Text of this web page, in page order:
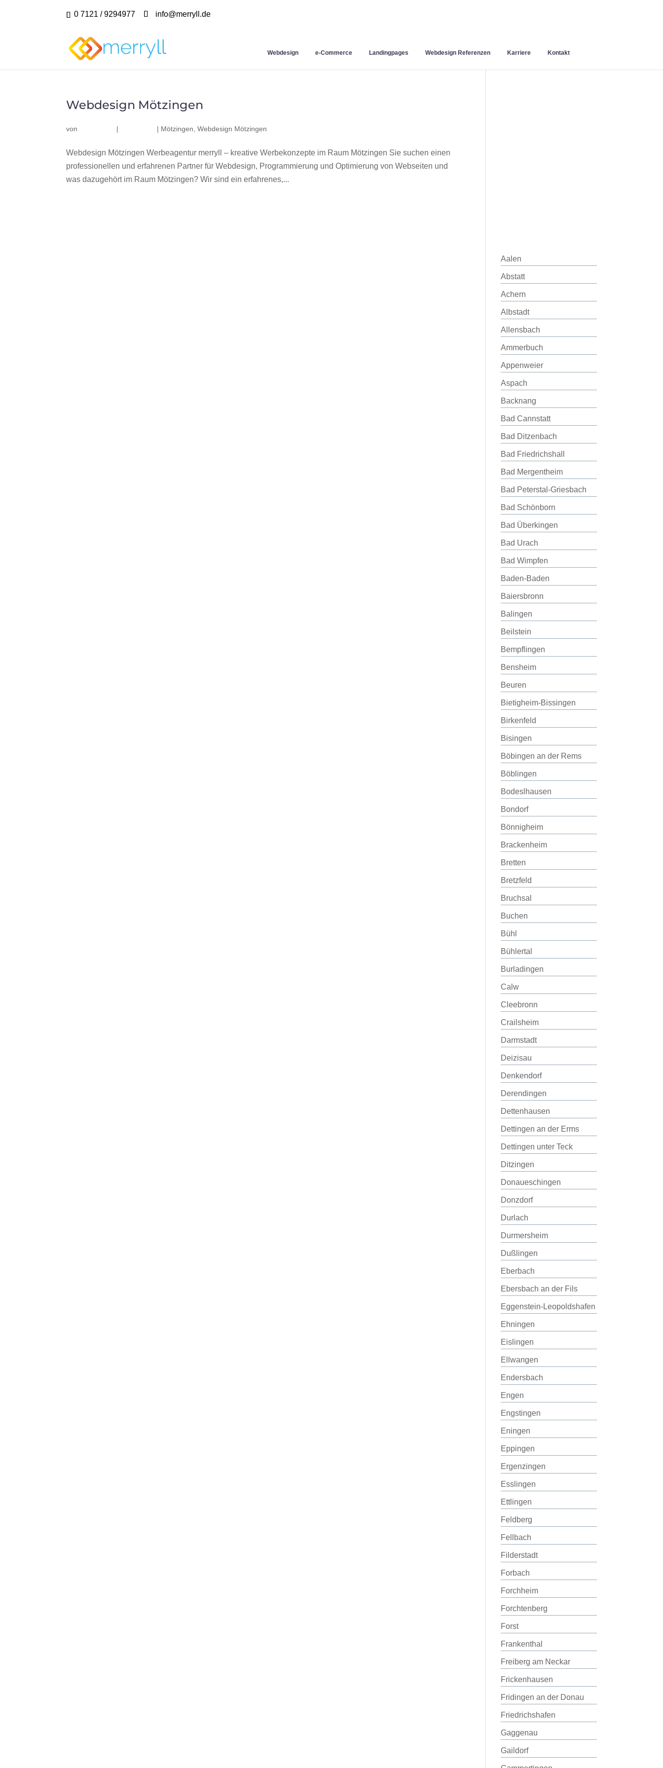
0 7121 / 9294977 info@merryll.de
Webdesign e-Commerce Landingpages Webdesign Referenzen Karriere Kontakt
Webdesign Mötzingen
von | | Mötzingen ,Webdesign Mötzingen
Webdesign Mötzingen Werbeagentur merryll – kreative Werbekonzepte im Raum Mötzingen Sie suchen einen
professionellen und erfahrenen Partner für Webdesign, Programmierung und Optimierung von Webseiten und
was dazugehört im Raum Mötzingen? Wir sind ein erfahrenes,...
Aalen
Abstatt
Achern
Albstadt
Allensbach
Ammerbuch
Appenweier
Aspach
Backnang
Bad Cannstatt
Bad Ditzenbach
Bad Friedrichshall
Bad Mergentheim
Bad Peterstal-Griesbach
Bad Schönborn
Bad Überkingen
Bad Urach
Bad Wimpfen
Baden-Baden
Baiersbronn
Balingen
Beilstein
Bempflingen
Bensheim
Beuren
Bietigheim-Bissingen
Birkenfeld
Bisingen
Böbingen an der Rems
Böblingen
Bodeslhausen
Bondorf
Bönnigheim
Brackenheim
Bretten
Bretzfeld
Bruchsal
Buchen
Bühl
Bühlertal
Burladingen
Calw
Cleebronn
Crailsheim
Darmstadt
Deizisau
Denkendorf
Derendingen
Dettenhausen
Dettingen an der Erms
Dettingen unter Teck
Ditzingen
Donaueschingen
Donzdorf
Durlach
Durmersheim
Dußlingen
Eberbach
Ebersbach an der Fils
Eggenstein-Leopoldshafen
Ehningen
Eislingen
Ellwangen
Endersbach
Engen
Engstingen
Eningen
Eppingen
Ergenzingen
Esslingen
Ettlingen
Feldberg
Fellbach
Filderstadt
Forbach
Forchheim
Forchtenberg
Forst
Frankenthal
Freiberg am Neckar
Frickenhausen
Fridingen an der Donau
Friedrichshafen
Gaggenau
Gaildorf